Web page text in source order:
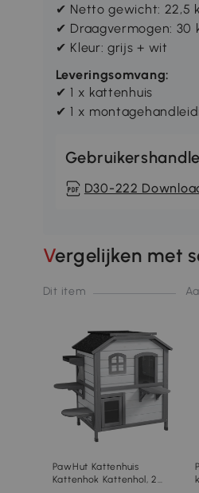
✔ Netto gewicht: 22,5
✔ Draagvermogen: 30
✔ Kleur: grijs + wit
Leveringsomvang:
✔ 1 x kattenhuis
✔ 1 x
D30-222
Vergelijken met
Dit item
PawHut Kattenhuis
Kattenhok Kattenhol, 2